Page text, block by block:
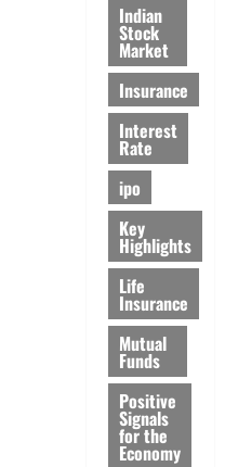
Indian
Stock
Market
Insurance
Interest
Rate
ipo
Key
Highlights
Life
Insurance
Mutual
Funds
Positive
Signals
for the
Economy